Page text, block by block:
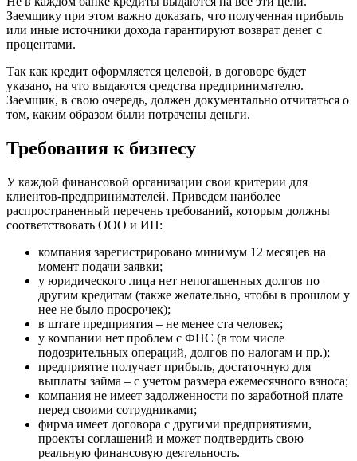
Заемщику при этом важно доказать, что полученная прибыль
или иные источники дохода гарантируют возврат денег с
процентами.
Так как кредит оформляется целевой, в договоре будет
указано, на что выдаются средства предпринимателю.
Заемщик, в свою очередь, должен документально отчитаться о
том, каким образом были потрачены деньги.
Требования к бизнесу
У каждой финансовой организации свои критерии для
клиентов-предпринимателей. Приведем наиболее
распространенный перечень требований, которым должны
соответствовать ООО и ИП:
компания зарегистрировано минимум 12 месяцев на
момент подачи заявки;
у юридического лица нет непогашенных долгов по
другим кредитам (также желательно, чтобы в прошлом у
нее не было просрочек);
в штате предприятия – не менее ста человек;
у компании нет проблем с ФНС (в том числе
подозрительных операций, долгов по налогам и пр.);
предприятие получает прибыль, достаточную для
выплаты займа – с учетом размера ежемесячного взноса;
компания не имеет задолженности по заработной плате
перед своими сотрудниками;
фирма имеет договора с другими предприятиями,
проекты соглашений и может подтвердить свою
реальную финансовую деятельность.